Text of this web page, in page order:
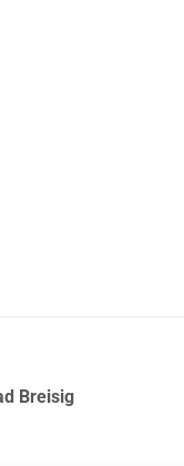
Breisig